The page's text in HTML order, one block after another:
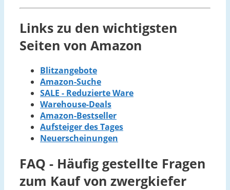
Links zu den wichtigsten
Seiten von Amazon
Blitzangebote
Amazon-Suche
SALE - Reduzierte Ware
Warehouse-Deals
Amazon-Bestseller
Aufsteiger des Tages
Neuerscheinungen
FAQ - Häufig gestellte Fragen
zum Kauf von zwergkiefer